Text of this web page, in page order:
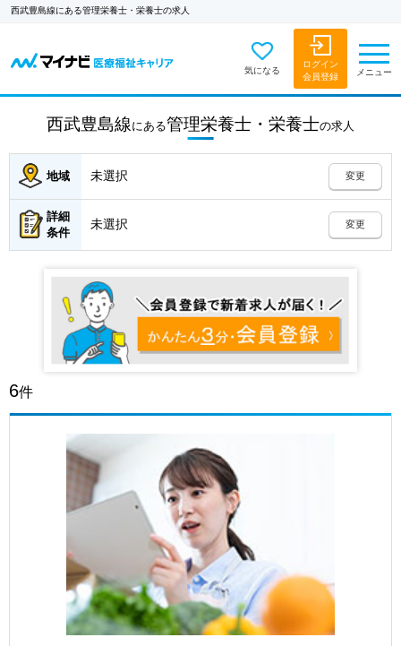
西武豊島線にある管理栄養士・栄養士の求人
気になる
ログイン
会員登録
メニュー
西武豊島線 にある管理栄養士・栄養士の求人
地域 未選択 変更
詳細
条件
未選択 変更
6件